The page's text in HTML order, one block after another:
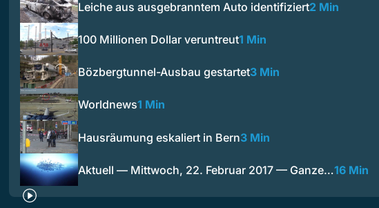
Leiche aus ausgebranntem Auto identifiziert2 Min
100 Millionen Dollar veruntreut1 Min
Bözbergtunnel-Ausbau gestartet3 Min
Worldnews1 Min
Hausräumung eskaliert in Bern3 Min
Aktuell — Mittwoch, 22. Februar 2017 — Ganze…16 Min